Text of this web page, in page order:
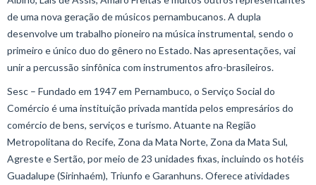
de uma nova geração de músicos pernambucanos. A dupla
desenvolve um trabalho pioneiro na música instrumental, sendo o
primeiro e único duo do gênero no Estado. Nas apresentações, vai
unir a percussão sinfônica com instrumentos afro-brasileiros.
Sesc – Fundado em 1947 em Pernambuco, o Serviço Social do
Comércio é uma instituição privada mantida pelos empresários do
comércio de bens, serviços e turismo. Atuante na Região
Metropolitana do Recife, Zona da Mata Norte, Zona da Mata Sul,
Agreste e Sertão, por meio de 23 unidades fixas, incluindo os hotéis
Guadalupe (Sirinhaém), Triunfo e Garanhuns. Oferece atividades